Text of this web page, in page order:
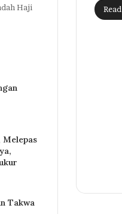
Haji
Melepas
Takwa